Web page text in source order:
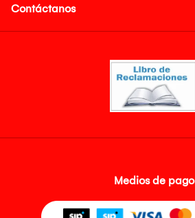
Contáctanos
Medios de pago